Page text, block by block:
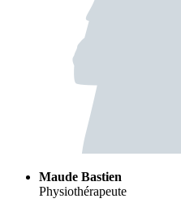
Maude Bastien
Physiothérapeute